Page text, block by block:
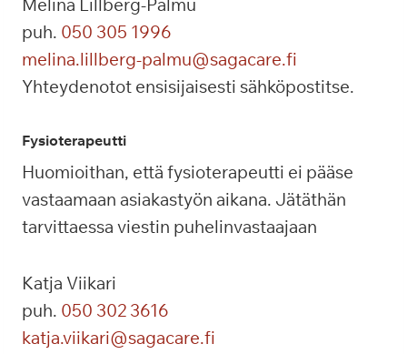
Melina Lillberg-Palmu
puh. 050 305 1996
melina.lillberg-palmu@sagacare.fi
Yhteydenotot ensisijaisesti sähköpostitse.
Fysioterapeutti
Huomioithan, että fysioterapeutti ei pääse
vastaamaan asiakastyön aikana. Jätäthän
tarvittaessa viestin puhelinvastaajaan
Katja Viikari
puh. 050 302 3616
katja.viikari@sagacare.fi